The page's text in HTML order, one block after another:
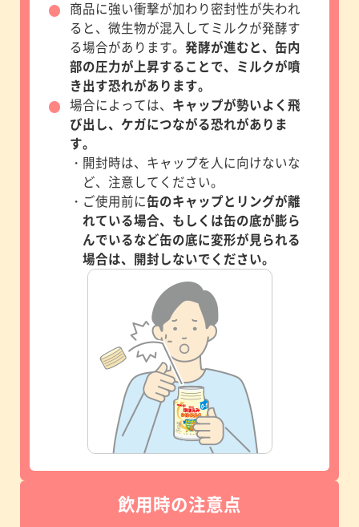
商品に強い衝撃が加わり密封性が失われ
ると、微生物が混入してミルクが発酵す
る場合があります。 発酵が進むと、缶内
部の圧力が上昇することで、ミルクが噴
き出す恐れがあります。
場合によっては、 キャップが勢いよく飛
び出し、ケガにつながる恐れがありま
す。
・開封時は、キャップを人に向けないな
ど、注意してください。
・ご使用前に缶のキャップとリングが離
れている場合、もしくは缶の底が膨ら
んでいるなど缶の底に変形が見られる
場合は、開封しないでください。
飲用時の注意点